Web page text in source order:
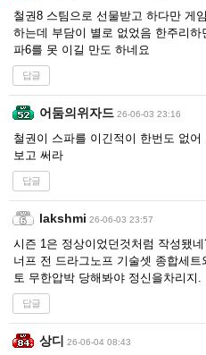
철권8 스팀으로 선물받고 하다만 게
하는데 부담이 별로 없었음 한주리
파6를 못 이길 만도 하네요
답글
어둠의위자드 26-06-03 23:16
철권이 스파를 이긴적이 한번도 없
보고 써라
답글
lakshmi 26-06-03 23:57
시즌 1은 정상이었던것처럼 작성됐
너프 전 드라그노프 기술셋 종합세
토 무한압박 당해봐야 정신을차리지.
답글
상디 26-06-04 08:43